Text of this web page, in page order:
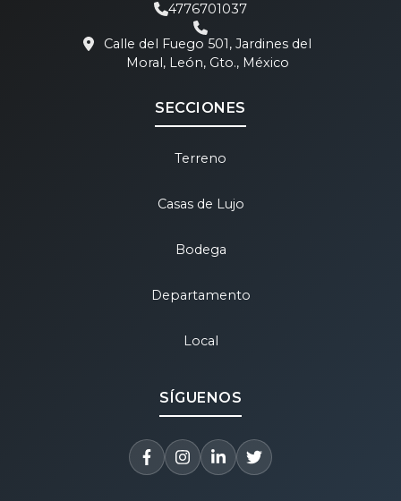
4776701037
Calle del Fuego 501, Jardines del
Moral, León, Gto., México
SECCIONES
Terreno
Casas de Lujo
Bodega
Departamento
Local
SÍGUENOS